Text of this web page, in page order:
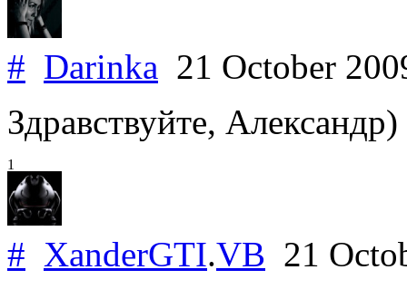
# Darinka 21 October
Здравствуйте,
1
# XanderGTI.VB 21